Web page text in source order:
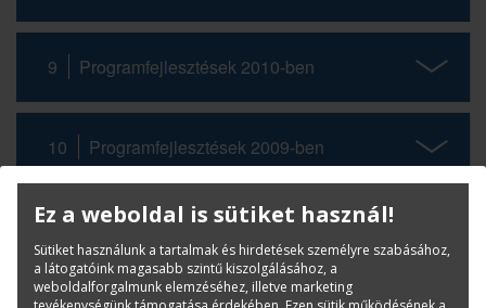
9 Programfejlesztések 2010-ben
10 Programfejlesztések 2009-ben
Ez a weboldal is sütiket használ!
Sütiket használunk a tartalmak és hirdetések személyre szabásához,
a látogatóink magasabb szintű kiszolgálásához, a
weboldalforgalmunk elemzéséhez, illetve marketing